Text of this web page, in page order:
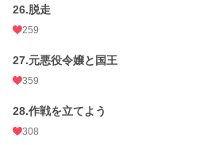
26.脱走
259
27.元悪役令嬢と国王
359
28.作戦を立てよう
308